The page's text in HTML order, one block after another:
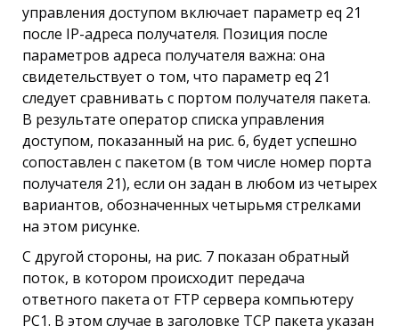
управления доступом включает параметр eq 21
после IР-адреса получателя. Позиция после
параметров адреса получателя важна: она
свидетельствует о том, что параметр eq 21
следует сравнивать с портом получателя пакета.
В результате оператор списка управления
доступом, показанный на рис. 6, будет успешно
сопоставлен с пакетом (в том числе номер порта
получателя 21), если он задан в любом из четырех
вариантов, обозначенных четырьмя стрелками
на этом рисунке.
С другой стороны, на рис. 7 показан обратный
поток, в котором происходит передача
ответного пакета от FTP сервера компьютеру
PC1. В этом случае в заголовке ТСР пакета указан